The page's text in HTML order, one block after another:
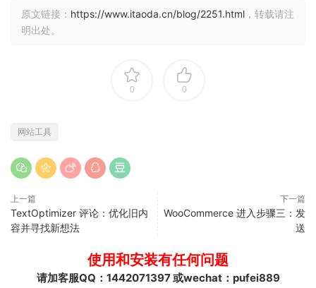
原文链接： https://www.itaoda.cn/blog/2251.html ，转载请注
明出处。
0 0
网站工具
上一篇
TextOptimizer 评论：优化旧内
容并寻找新想法
下一篇
WooCommerce 进入步骤三：发
送
使用和安装有任何问题
请加客服QQ：1442071397 或wechat：pufei889